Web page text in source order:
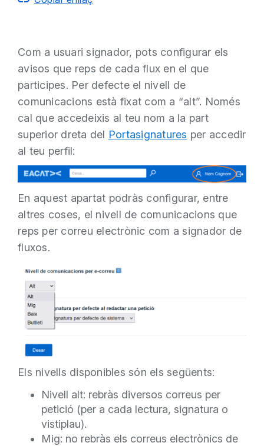
Com a usuari signador, pots configurar els
avisos que reps de cada flux en el que
participes. Per defecte el nivell de
comunicacions està fixat com a “alt”. Només
cal que accedeixis al teu nom a la part
superior dreta del Portasignatures per accedir
al teu perfil:
En aquest apartat podràs configurar, entre
altres coses, el nivell de comunicacions que
reps per correu electrònic com a signador de
fluxos.
Els nivells disponibles són els següents:
Nivell alt: rebràs diversos correus per
petició (per a cada lectura, signatura o
vistiplau).
Mig: no rebràs els correus electrònics de